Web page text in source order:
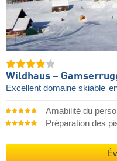
Wildhaus –
Excellent domaine skiable
Amabilité du
Préparation des